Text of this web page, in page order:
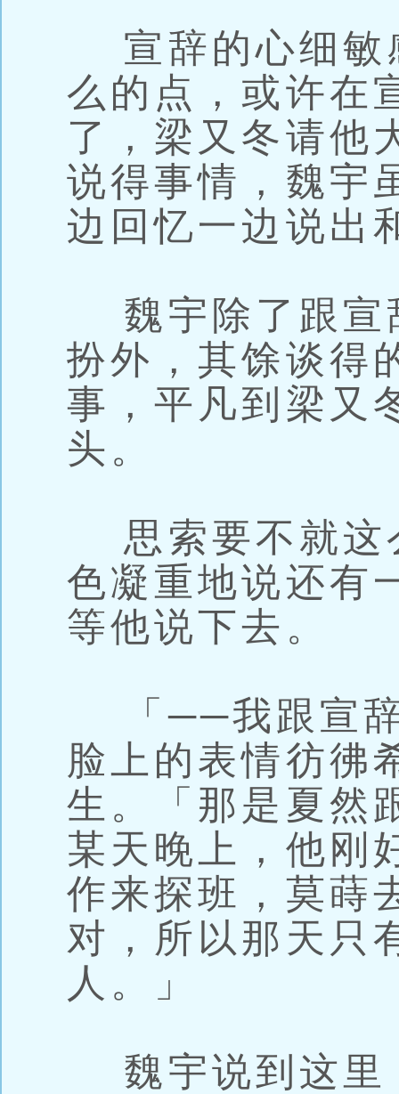
宣辞的心细敏
么的点，或许在
了，梁又冬请他
说得事情，魏宇
边回忆一边说出
魏宇除了跟宣
扮外，其馀谈得
事，平凡到梁又
头。
思索要不就这
色凝重地说还有
等他说下去。
「──我跟宣辞
脸上的表情彷彿
生。「那是夏然
某天晚上，他刚
作来探班，莫蒔
对，所以那天只
人。」
魏宇说到这里